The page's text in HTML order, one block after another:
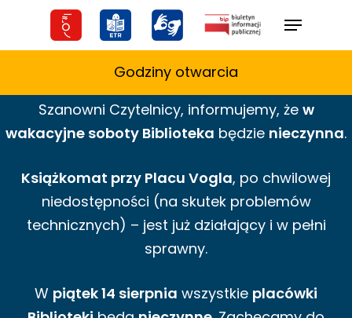
Menu
Godziny otwarcia
Szanowni Czytelnicy, informujemy, że w
wakacyjne soboty Biblioteka będzie nieczynna.
Książkomat przy Placu Vogla, po chwilowej
niedostępności (na skutek problemów
technicznych) – jest już działający i w pełni
sprawny.
W piątek 14 sierpnia wszystkie placówki